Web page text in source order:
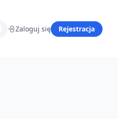
Zaloguj się Rejestracja